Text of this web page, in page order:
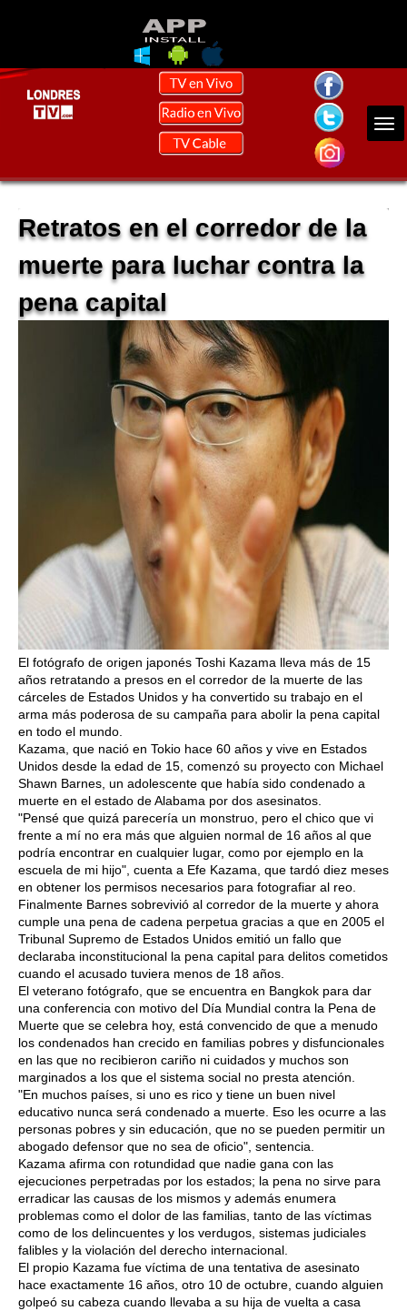
Retratos en el corredor de la
muerte para luchar contra la
pena capital
El fotógrafo de origen japonés Toshi Kazama lleva más de 15
años retratando a presos en el corredor de la muerte de las
cárceles de Estados Unidos y ha convertido su trabajo en el
arma más poderosa de su campaña para abolir la pena capital
en todo el mundo.
Kazama, que nació en Tokio hace 60 años y vive en Estados
Unidos desde la edad de 15, comenzó su proyecto con Michael
Shawn Barnes, un adolescente que había sido condenado a
muerte en el estado de Alabama por dos asesinatos.
"Pensé que quizá parecería un monstruo, pero el chico que vi
frente a mí no era más que alguien normal de 16 años al que
podría encontrar en cualquier lugar, como por ejemplo en la
escuela de mi hijo", cuenta a Efe Kazama, que tardó diez meses
en obtener los permisos necesarios para fotografiar al reo.
Finalmente Barnes sobrevivió al corredor de la muerte y ahora
cumple una pena de cadena perpetua gracias a que en 2005 el
Tribunal Supremo de Estados Unidos emitió un fallo que
declaraba inconstitucional la pena capital para delitos cometidos
cuando el acusado tuviera menos de 18 años.
El veterano fotógrafo, que se encuentra en Bangkok para dar
una conferencia con motivo del Día Mundial contra la Pena de
Muerte que se celebra hoy, está convencido de que a menudo
los condenados han crecido en familias pobres y disfuncionales
en las que no recibieron cariño ni cuidados y muchos son
marginados a los que el sistema social no presta atención.
"En muchos países, si uno es rico y tiene un buen nivel
educativo nunca será condenado a muerte. Eso les ocurre a las
personas pobres y sin educación, que no se pueden permitir un
abogado defensor que no sea de oficio", sentencia.
Kazama afirma con rotundidad que nadie gana con las
ejecuciones perpetradas por los estados; la pena no sirve para
erradicar las causas de los mismos y además enumera
problemas como el dolor de las familias, tanto de las víctimas
como de los delincuentes y los verdugos, sistemas judiciales
falibles y la violación del derecho internacional.
El propio Kazama fue víctima de una tentativa de asesinato
hace exactamente 16 años, otro 10 de octubre, cuando alguien
golpeó su cabeza cuando llevaba a su hija de vuelta a casa